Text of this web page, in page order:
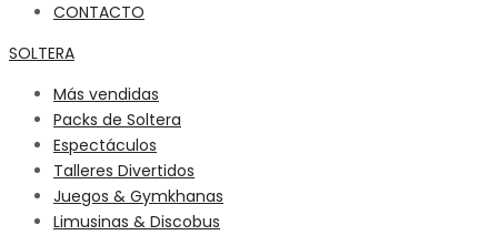
CONTACTO
SOLTERA
Más vendidas
Packs de Soltera
Espectáculos
Talleres Divertidos
Juegos & Gymkhanas
Limusinas & Discobus